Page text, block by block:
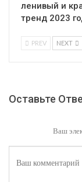
ленивый и
тренд 2023
PREV NEXT
Оставьте
Ваш